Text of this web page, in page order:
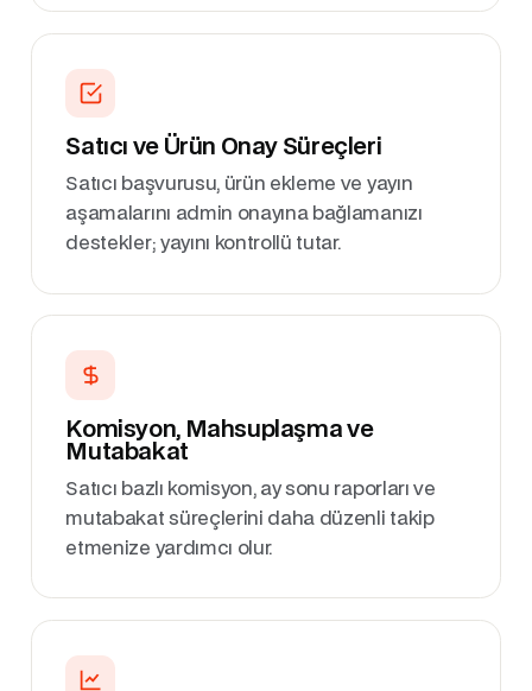
Satıcı ve Ürün Onay Süreçleri
Satıcı başvurusu, ürün ekleme ve yayın
aşamalarını admin onayına bağlamanızı
destekler; yayını kontrollü tutar.
Komisyon, Mahsuplaşma ve
Mutabakat
Satıcı bazlı komisyon, ay sonu raporları ve
mutabakat süreçlerini daha düzenli takip
etmenize yardımcı olur.